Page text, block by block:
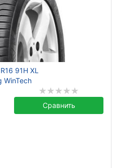
91H XL
WinTech
Сравнить